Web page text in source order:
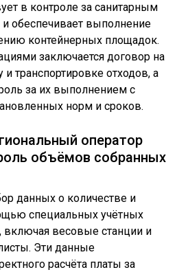
в контроле за санитарным
и обеспечивает выполнение
контейнерных площадок.
заключается договор на
и транспортировке отходов, а
за их выполнением с
норм и сроков.
оператор
объёмов собранных
данных о количестве и
специальных учётных
включая весовые станции и
Эти данные
расчёта платы за